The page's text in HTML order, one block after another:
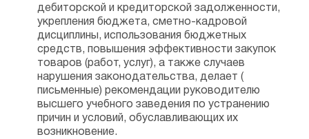
дебиторской и кредиторской задолженности,
укрепления бюджета, сметно-кадровой
дисциплины, использования бюджетных
средств, повышения эффективности закупок
товаров (работ, услуг), а также случаев
нарушения законодательства, делает (
письменные) рекомендации руководителю
высшего учебного заведения по устранению
причин и условий, обуславливающих их
возникновение.